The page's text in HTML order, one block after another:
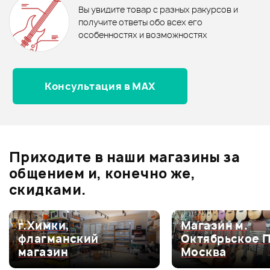
Рейтинг
Страна происхождения
Цвет пластика
Белый
Тип пластика
Двухслойный
Назначение пластика
Страна происхождения
КИТАЙ
Цвет пластика
Черный
Тип пластика
Двухслойный
Назначение пластика
0.0
Оценка5
Оценка4
Оценка1
Мой отзыв о товаре
Вы увидите товар с разных ракурсов и
получите ответы обо всех его
особенностях и возможностях
Консультация в MAX
Приходите в наши магазины за
общением и, конечно же,
скидками.
г.Химки,
флагманский
магазин
Магазин м.
Октябрьское
Москва